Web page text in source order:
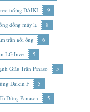
tường DAIKI
9
đồng máy lạ
8
trần nối ống
6
LG Inve
5
Giấu Trần Panaso
5
Daikin F
5
Đứng Panason 5